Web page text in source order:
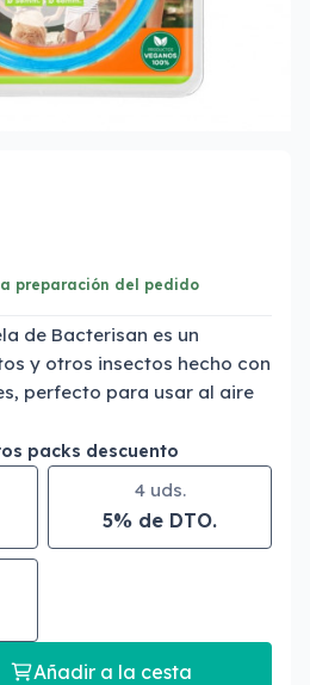
preparación del pedido
de Bacterisan es un
y otros insectos hecho con
perfecto para usar al aire
packs descuento
4 uds.
5% de DTO.
Añadir a la cesta